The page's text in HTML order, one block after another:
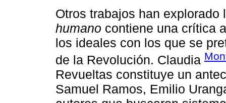
Otros trabajos han
humano contiene una crítica
los ideales con los que se
de la Revolución. Claudia
Revueltas constituye un
Samuel Ramos, Emilio